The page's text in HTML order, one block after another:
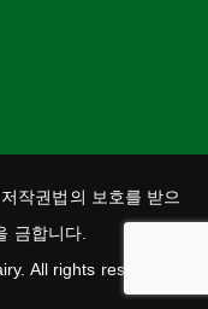
작권법의 보호를 받으
금합니다.
All rights reserved.